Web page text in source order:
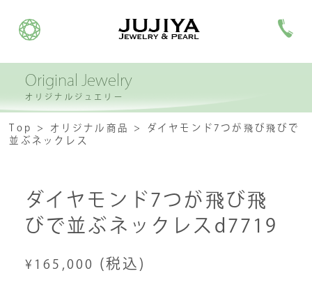
Original Jewelry
オリジナルジュエリー
Top オリジナル商品
ダイヤモンド7つが飛び飛びで
並ぶネックレス
ダイヤモンド7つが飛び飛
びで並ぶネックレスd7719
¥165,000 (税込)